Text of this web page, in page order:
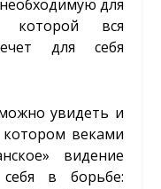
для
которой вся
для себя
увидеть и
веками
видение
в борьбе: